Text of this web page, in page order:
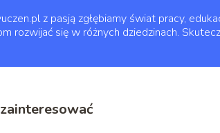
z pasją zgłębiamy świat pracy,
rozwijać się w różnych dziedzinach.